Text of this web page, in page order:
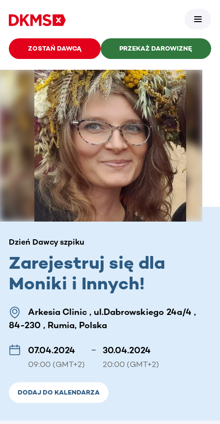
ZOSTAŃ DAWCĄ PRZEKAŻ DAROWIZNĘ
Dzień Dawcy szpiku
Zarejestruj się dla
Moniki i Innych!
Arkesia Clinic , ul.Dabrowskiego 24a/4 ,
84-230 , Rumia, Polska
07.04.2024
09:00 (GMT+2)
– 30.04.2024
20:00 (GMT+2)
DODAJ DO KALENDARZA